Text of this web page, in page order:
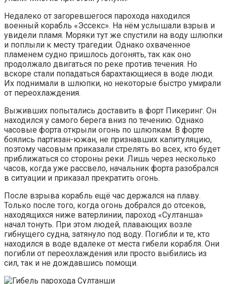
Недалеко от загоревшегося парохода находился
военный корабль «Эссекс». На нём услышали взрыв и
увидели пламя. Моряки тут же спустили на воду шлюпки
и поплыли к месту трагедии. Однако охваченное
пламенем судно пришлось догонять, так как оно
продолжало двигаться по реке против течения. Но
вскоре стали попадаться барахтающиеся в воде люди.
Их поднимали в шлюпки, но некоторые быстро умирали
от переохлаждения.
Выживших попытались доставить в форт Пикеринг. Он
находился у самого берега вниз по течению. Однако
часовые форта открыли огонь по шлюпкам. В форте
боялись партизан-южан, не признавших капитуляцию,
поэтому часовым приказали стрелять во всех, кто будет
приближаться со стороны реки. Лишь через несколько
часов, когда уже рассвело, начальник форта разобрался
в ситуации и приказал прекратить огонь.
После взрыва корабль ещё час держался на плаву.
Только после того, когда огонь добрался до отсеков,
находящихся ниже ватерлинии, пароход «Султанша»
начал тонуть. При этом людей, плавающих возле
гибнущего судна, затянуло под воду. Погибли и те, кто
находился в воде вдалеке от места гибели корабля. Они
погибли от переохлаждения или просто выбились из
сил, так и не дождавшись помощи.